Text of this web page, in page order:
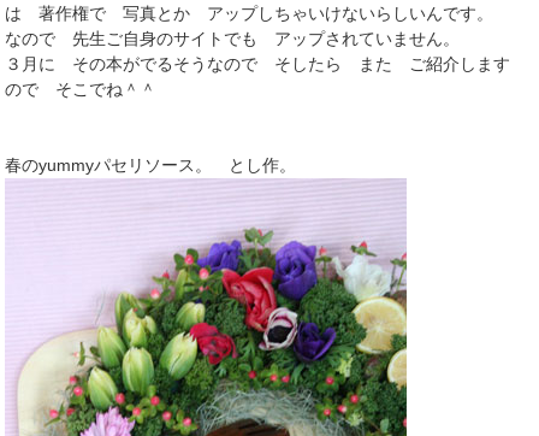
は 著作権で 写真とか アップしちゃいけないらしいんです。
なので 先生ご自身のサイトでも アップされていません。
３月に その本がでるそうなので そしたら また ご紹介します
ので そこでね＾＾
春のyummyパセリソース。 とし作。